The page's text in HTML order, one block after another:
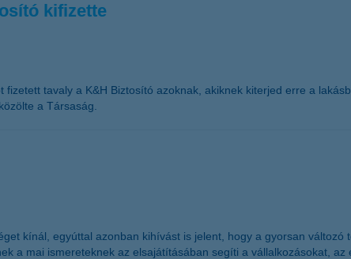
kifizette
tavaly a K&H Biztosító azoknak, akiknek kiterjed erre a
a Társaság.
kínál, egyúttal azonban kihívást is jelent, hogy a gyorsan változó
a mai ismereteknek az elsajátításában segíti a vállalkozásokat,